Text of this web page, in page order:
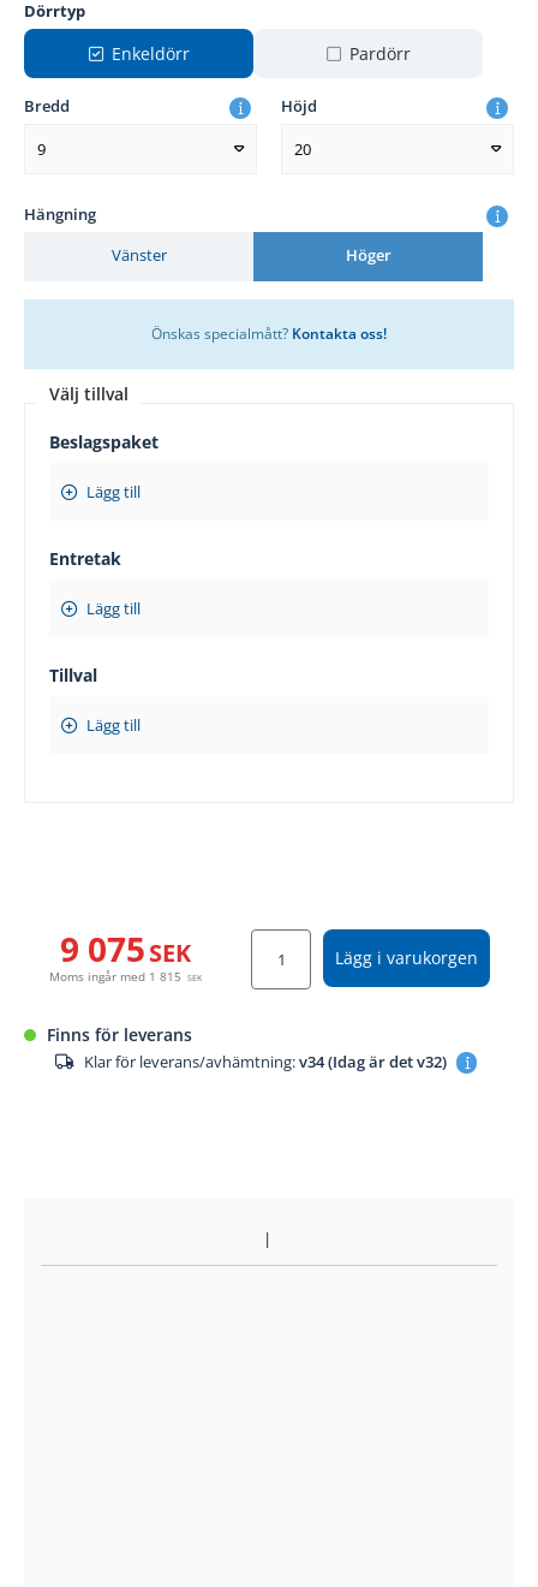
Dörrtyp
Enkeldörr Pardörr
Bredd
9
Höjd
20
Hängning
Vänster Höger
Önskas specialmått? Kontakta oss!
Välj tillval
Beslagspaket
Lägg till
Entretak
Lägg till
Tillval
Lägg till
Lägg i varukorgen
9 075SEK
Moms ingår med 1 815 SEK
Finns för leverans
Klar för leverans/avhämtning:v34 (Idag är det v32)